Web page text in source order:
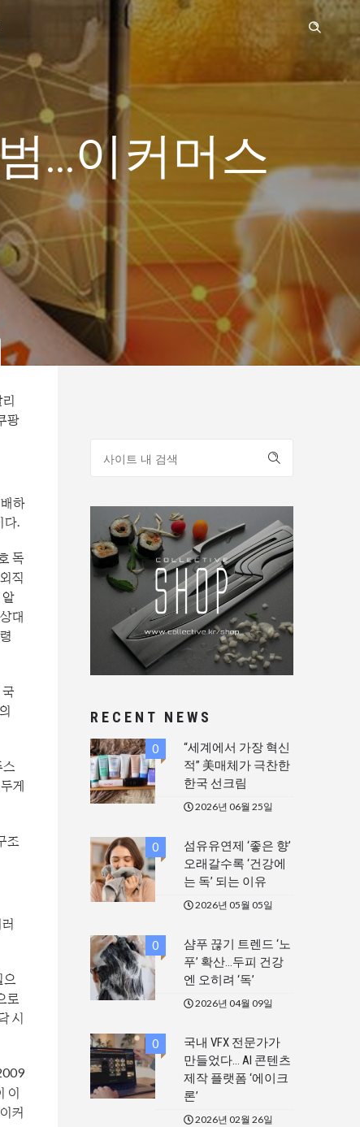
…이커머스
팡
하
다.
독
직
알
대
게
조
으
로
시
이
커
RECENT NEWS
0
“세계에서 가장 혁신
적” 美매체가 극찬한
한국 선크림
2026년 06월 25일
0
섬유유연제 ‘좋은 향’
오래갈수록 ‘건강에
는 독’ 되는 이유
2026년 05월 05일
0
샴푸 끊기 트렌드 ‘노
푸’ 확산…두피 건강
엔 오히려 ‘독’
2026년 04월 09일
0
국내 VFX 전문가가
만들었다… AI 콘텐츠
제작 플랫폼 ‘에이크
론’
2026년 02월 26일